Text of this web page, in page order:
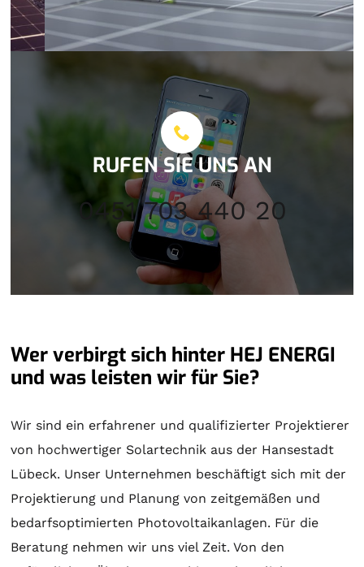
RUFEN SIE UNS AN
0451 703 440 20
Wer verbirgt sich hinter HEJ ENERGI
und was leisten wir für Sie?
Wir sind ein erfahrener und qualifizierter Projektierer
von hochwertiger Solartechnik aus der Hansestadt
Lübeck. Unser Unternehmen beschäftigt sich mit der
Projektierung und Planung von zeitgemäßen und
bedarfsoptimierten Photovoltaikanlagen. Für die
Beratung nehmen wir uns viel Zeit. Von den